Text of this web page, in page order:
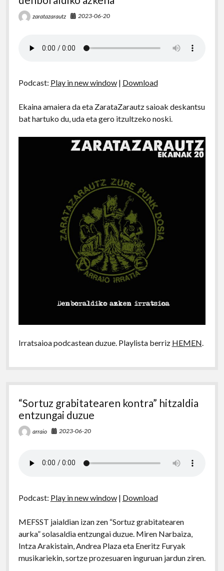
zaratazarautz 2023-06-20
Podcast: Play in new window| Download
Ekaina amaiera da eta ZarataZarautz saioak deskantsu
bat hartuko du, uda eta gero itzultzeko noski.
Irratsaioa podcastean duzue. Playlista berriz HEMEN.
“Sortuz grabitatearen kontra” hitzaldia
entzungai duzue
arraio 2023-06-20
Podcast: Play in new window| Download
MEFSST jaialdian izan zen “Sortuz grabitatearen
aurka” solasaldia entzungai duzue. Miren Narbaiza,
Intza Arakistain, Andrea Plaza eta Eneritz Furyak
musikariekin, sortze prozesuaren inguruan jardun ziren.